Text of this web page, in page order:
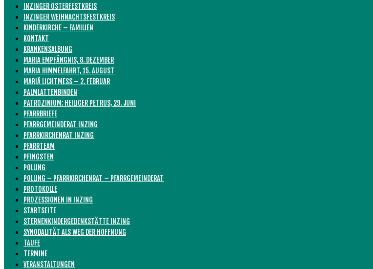
INZINGER OSTERFESTKREIS
INZINGER WEIHNACHTSFESTKREIS
KINDERKIRCHE – FAMILIEN
KONTAKT
KRANKENSALBUNG
MARIA EMPFÄNGNIS, 8. DEZEMBER
MARIA HIMMELFAHRT, 15. AUGUST
MARIÄ LICHTMESS – 2. FEBRUAR
PALMLATTENBINDEN
PATROZINIUM: HEILIGER PETRUS, 29. JUNI
PFARRBRIEFE
PFARRGEMEINDERAT INZING
PFARRKIRCHENRAT INZING
PFARRTEAM
PFINGSTEN
POLLING
POLLING – PFARRKIRCHENRAT – PFARRGEMEINDERAT
PROTOKOLLE
PROZESSIONEN IN INZING
STARTSEITE
STERNENKINDERGEDENKSTÄTTE INZING
SYNODALITÄT ALS WEG DER HOFFNUNG
TAUFE
TERMINE
VERANSTALTUNGEN